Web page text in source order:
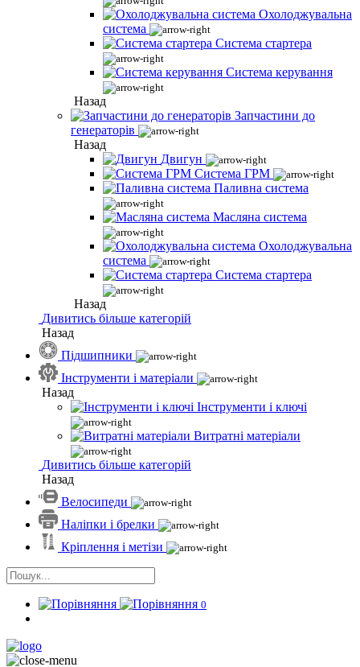
Охолоджувальна
система
Система стартера
Система керування
Назад
Запчастини до
генераторів
Назад
Двигун
Система ГРМ
Паливна система
Масляна система
Охолоджувальна
система
Система стартера
Назад
Дивитись більше категорій
Назад
Підшипники
Інструменти і матеріали
Назад
Інструменти і ключі
Витратні матеріали
Дивитись більше категорій
Назад
Велосипеди
Наліпки і брелки
Кріплення і метізи
0